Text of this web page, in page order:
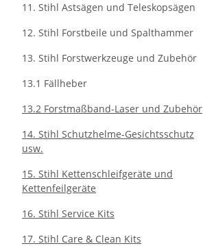
11. Stihl Astsägen und Teleskopsägen
12. Stihl Forstbeile und Spalthammer
13. Stihl Forstwerkzeuge und Zubehör
13.1 Fällheber
13.2 Forstmaßband-Laser und Zubehör
14. Stihl Schutzhelme-Gesichtsschutz
usw.
15. Stihl Kettenschleifgeräte und
Kettenfeilgeräte
16. Stihl Service Kits
17. Stihl Care & Clean Kits